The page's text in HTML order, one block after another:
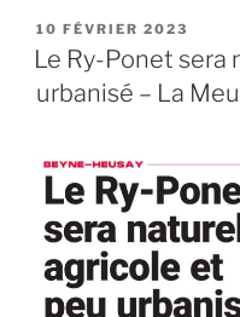
à
des
du
Ry-
PUBLIÉ
LE
10 FÉVRIER 2023
Le Ry-Ponet sera
urbanisé – La